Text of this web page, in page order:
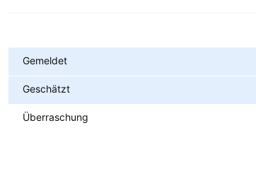
Gemeldet
Geschätzt
Überraschung